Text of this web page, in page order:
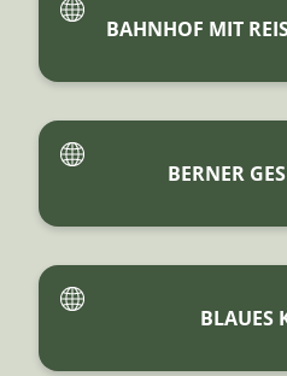
BAHNHOF MIT
BERNER
BLAUES